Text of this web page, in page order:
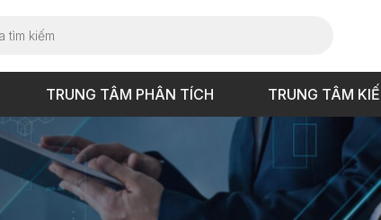
TRUNG TÂM PHÂN TÍCH TRUNG TÂM